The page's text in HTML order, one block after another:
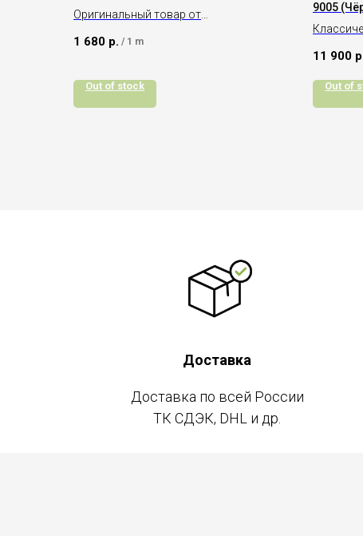
Оригинальный товар от
1 680 р. / 1 m
Out of stock
9005
11 900
Out of
Доставка
Доставка по всей России
ТК СДЭК, DHL и др.